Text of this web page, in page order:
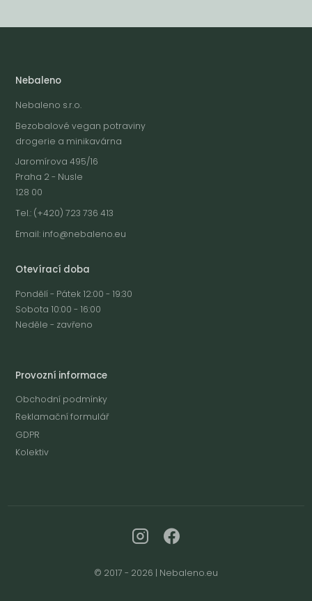
Nebaleno
Nebaleno s.r.o.
Bezobalové vegan potraviny
drogerie a minikavárna
Jaromírova 495/16
Praha 2 - Nusle
128 00
Tel.: (+420) 723 736 413
Email: info@nebaleno.eu
Otevírací doba
Pondělí - Pátek 12:00 - 19:30
Sobota 10:00 - 16:00
Neděle - zavřeno
Provozní informace
Obchodní podmínky
Reklamační formulář
GDPR
Kolektiv
© 2017 - 2026 | Nebaleno.eu